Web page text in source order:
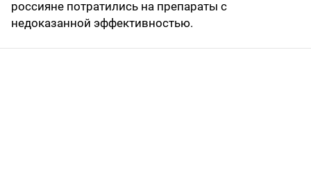
россияне потратились на препараты с
недоказанной эффективностью.